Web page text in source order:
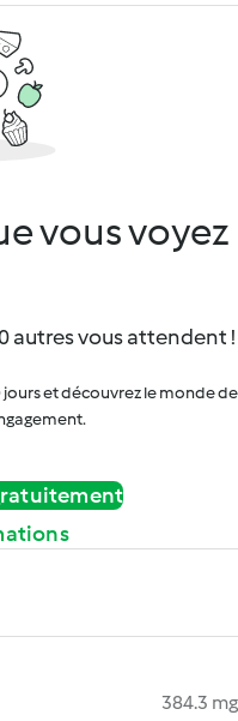
vous voyez
autres vous attendent !
et découvrez le monde de
384.3 mg